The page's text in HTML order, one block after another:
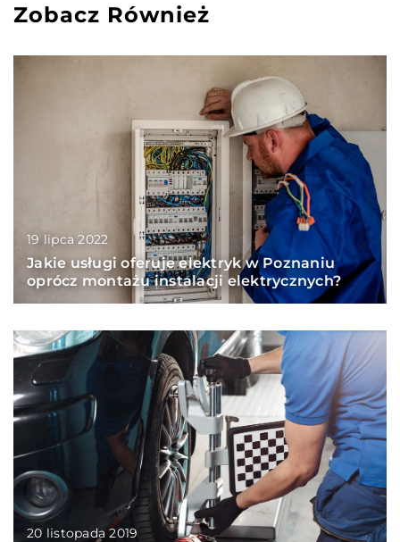
Zobacz Również
19 lipca 2022
Jakie usługi oferuje elektryk w Poznaniu
oprócz montażu instalacji elektrycznych?
20 listopada 2019